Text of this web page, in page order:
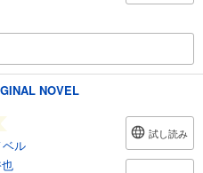
NOVEL
ル
試し読み